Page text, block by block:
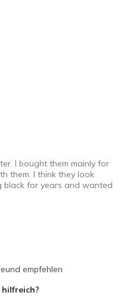
size
Wearing
I bought them mainly for
them. I think they look
black for years and wanted
empfehlen